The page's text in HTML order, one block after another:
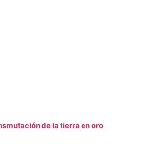
de la tierra en oro